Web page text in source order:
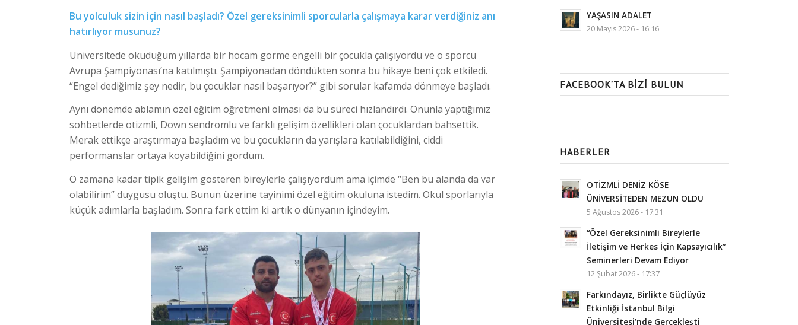
Bu yolculuk sizin için nasıl başladı? Özel gereksinimli sporcularla çalışmaya karar verdiğiniz anı
hatırlıyor musunuz?
Üniversitede okuduğum yıllarda bir hocam görme engelli bir çocukla çalışıyordu ve o sporcu
Avrupa Şampiyonası’na katılmıştı. Şampiyonadan döndükten sonra bu hikaye beni çok etkiledi.
“Engel dediğimiz şey nedir, bu çocuklar nasıl başarıyor?” gibi sorular kafamda dönmeye başladı.
Aynı dönemde ablamın özel eğitim öğretmeni olması da bu süreci hızlandırdı. Onunla yaptığımız
sohbetlerde otizmli, Down sendromlu ve farklı gelişim özellikleri olan çocuklardan bahsettik.
Merak ettikçe araştırmaya başladım ve bu çocukların da yarışlara katılabildiğini, ciddi
performanslar ortaya koyabildiğini gördüm.
O zamana kadar tipik gelişim gösteren bireylerle çalışıyordum ama içimde “Ben bu alanda da var
olabilirim” duygusu oluştu. Bunun üzerine tayinimi özel eğitim okuluna istedim. Okul sporlarıyla
küçük adımlarla başladım. Sonra fark ettim ki artık o dünyanın içindeyim.
YAŞASIN ADALET
20 Mayıs 2026 - 16:16
FACEBOOK’TA BIZI BULUN
HABERLER
OTİZMLİ DENİZ KÖSE
ÜNİVERSİTEDEN MEZUN OLDU
5 Ağustos 2026 - 17:31
“Özel Gereksinimli Bireylerle
İletişim ve Herkes İçin Kapsayıcılık”
Seminerleri Devam Ediyor
12 Şubat 2026 - 17:37
Farkındayız, Birlikte Güçlüyüz
Etkinliği İstanbul Bilgi
Üniversitesi’nde Gerçekleşti